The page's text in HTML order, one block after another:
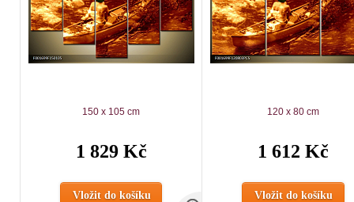
150 x 105 cm
1 829 Kč
Vložit do košíku
120 x 80 cm
1 612 Kč
Vložit do košíku